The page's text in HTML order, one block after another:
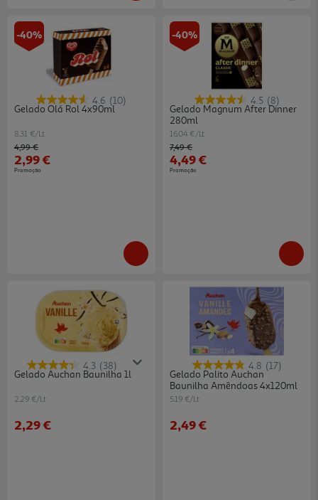
-40%
4.6 (10)
Gelado Olá Rol 4x90ml
8.31 €/Lt
Price reduced from
4,99 €to
2,99 €
Promoção
-40%
4.5 (8)
Gelado Magnum After Dinner
280ml
16.04 €/Lt
Price reduced from
7,49 €to
4,49 €
Promoção
4.3 (38)
Gelado Auchan Baunilha 1l
2.29 €/Lt
2,29 €
4.8 (17)
Gelado Palito Auchan
Baunilha Amêndoas 4x120ml
5.19 €/Lt
2,49 €